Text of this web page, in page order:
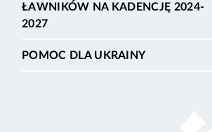
ŁAWNIKÓW NA KADENCJĘ 2024-
2027
POMOC DLA UKRAINY